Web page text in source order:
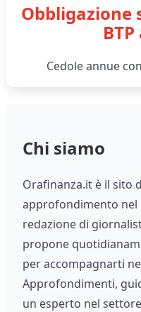
Obbligazione
Cedole annue
Chi siamo
Orafinanza.it è il sito
approfondimento nel
redazione di
propone
per accompagnarti
Approfondimenti,
un esperto nel